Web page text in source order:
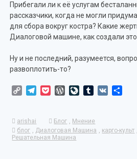
Прибегали ли к её услугам
рассказчики, когда не могли
для сбора вокруг костра? Какие
Диалоговой машине, как создали
Ну и не последний, разумеется,
развоплотить-то?
Copy TelegramPocketWordPress
LiveJournal
Tumblr
VK
arishai Блог , Мнение
блог , Диалоговая Машина , карго-культ
Решательная Машина